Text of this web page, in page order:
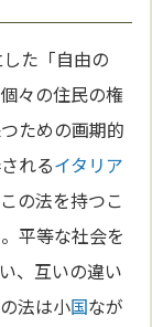
た「自由の
々の住民の権
ための画期的
れるイタリア
の法を持つこ
平等な社会を
、互いの違い
法は小国なが